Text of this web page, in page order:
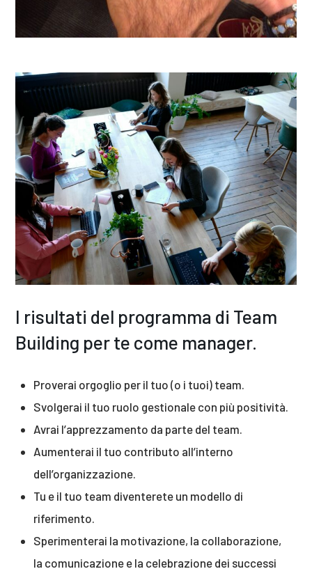
I risultati del programma di Team
Building per te come manager.
Proverai orgoglio per il tuo (o i tuoi) team.
Svolgerai il tuo ruolo gestionale con più positività.
Avrai l’apprezzamento da parte del team.
Aumenterai il tuo contributo all’interno
dell’organizzazione.
Tu e il tuo team diventerete un modello di
riferimento.
Sperimenterai la motivazione, la collaborazione,
la comunicazione e la celebrazione dei successi